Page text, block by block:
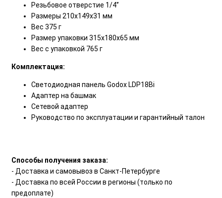
Резьбовое отверстие 1/4'’
Размеры 210х149х31 мм
Вес 375 г
Размер упаковки 315х180х65 мм
Вес с упаковкой 765 г
Комплектация:
Светодиодная панель Godox LDP18Bi
Адаптер на башмак
Сетевой адаптер
Руководство по эксплуатации и гарантийный талон
Способы получения заказа:
- Доставка и самовывоз в Санкт-Петербурге
- Доставка по всей России в регионы (только по
предоплате)